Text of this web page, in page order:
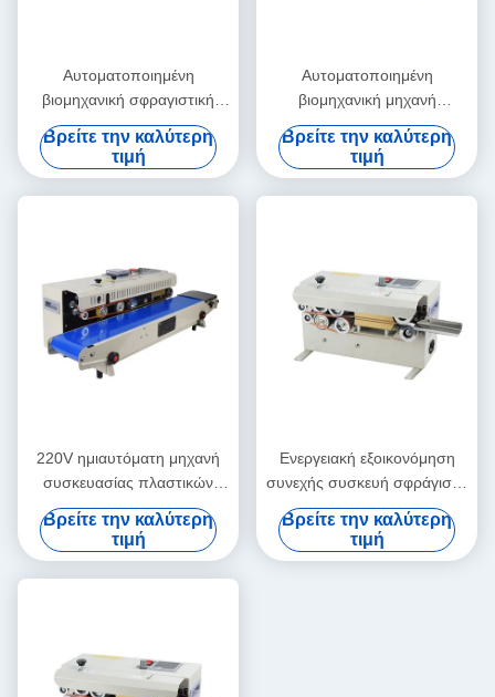
Αυτοματοποιημένη
βιομηχανική σφραγιστική
μηχανή ανθεκτική στην
κόπωση συνεχής θερμική
σφραγίδα
Βρείτε την καλύτερη
τιμή
Αυτοματοποιημένη
βιομηχανική μηχανή
σφράγισης πλαστικών
σακουλάκων Ηλεκτρική
κίνηση
Βρείτε την καλύτερη
τιμή
220V ημιαυτόματη μηχανή
συσκευασίας πλαστικών
σακουλών Ευέλικτη εύκολη
συντήρηση
Βρείτε την καλύτερη
τιμή
Ενεργειακή εξοικονόμηση
συνεχής συσκευή σφράγισης
σακουλών υψηλής
απόδοσης για ποτά
Βρείτε την καλύτερη
τιμή